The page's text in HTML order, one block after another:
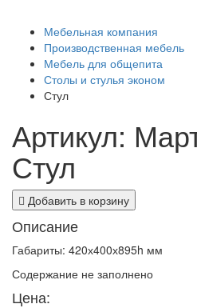
Мебельная компания
Производственная мебель
Мебель для общепита
Столы и стулья эконом
Стул
Артикул:
Стул
Добавить в корзину
Описание
Габариты: 420х400х895h мм
Содержание не заполнено
Цена: